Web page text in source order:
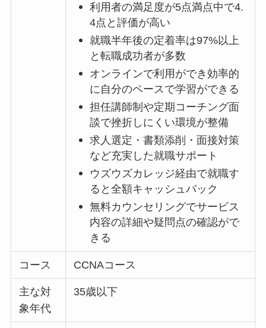
利用者の満足度が5点満点中で4.
4点と評価が高い
就職半年後の定着率は97%以上
と転職成功者が多数
オンラインで利用ができ効率的
に自分のペースで学習ができる
担任講師制や定期コーチング面
談で挫折しにくい環境が整備
求人選定・書類添削・面接対策
など充実した就職サポート
ウズウズカレッジ経由で就職す
ると全額キャッシュバック
無料カウンセリングでサービス
内容の詳細や疑問点の確認がで
きる
コース CCNAコース
主な対
象年代
35歳以下